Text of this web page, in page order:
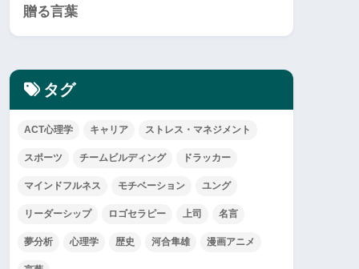
贈る言葉
タグ
ACT心理学 キャリア ストレス・マネジメント
スポーツ チームビルディング ドラッカー
マインドフルネス モチベーション ユング
リーダーシップ ロゴセラピー 上司 名言
夢分析 心理学 歴史 河合隼雄 漫画アニメ